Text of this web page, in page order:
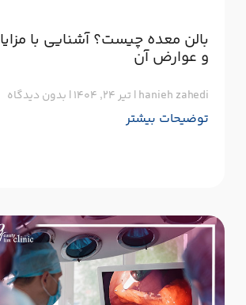
بالن معده چیست؟ آشنایی با مزایا
و عوارض آن
hanieh zahedi تیر ۲۴, ۱۴۰۴ بدون دیدگاه
توضیحات بیشتر